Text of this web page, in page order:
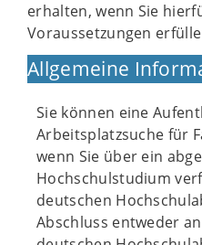
erhalten, wenn Sie
Voraussetzungen
Allgemeine
Sie können eine
Arbeitsplatzsuche für
wenn Sie über ein
Hochschulstudium
deutschen
Abschluss entweder